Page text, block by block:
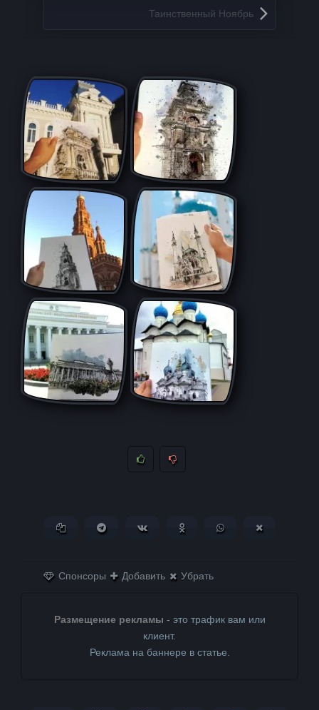
Таинственный Ноябрь
Копировать ссылкуПоделиться в Telegram
Поделиться ВКонтактеПоделиться в
Поделиться в
Спонсоры Добавить Убрать
Размещение рекламы - это трафик вам или
клиент.
Реклама на баннере в статье.